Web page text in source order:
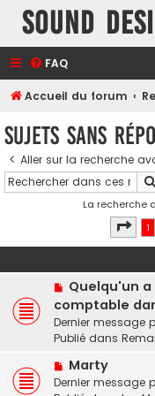
Sound
FAQ
Accueil du forum
Sujets sans
Aller sur la recherche
La recherche
Page
1
N
o
u
v
a
u
Quelqu'un
comptable
Dernier message
Publié dans
N
o
Marty
Dernier message